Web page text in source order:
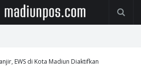
EWS di Kota Madiun Diaktifkan